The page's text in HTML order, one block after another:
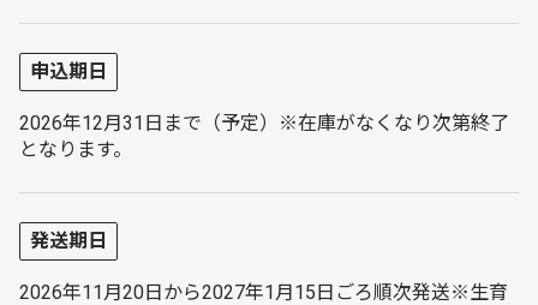
申込期日
2026年12月31日まで（予定）※在庫がなくなり次第終了
となります。
発送期日
2026年11月20日から2027年1月15日ごろ順次発送※生育